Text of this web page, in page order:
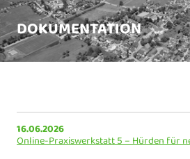
DOKUMENTATION
16.06.2026
Online-Praxiswerkstatt 5 – Hürden für